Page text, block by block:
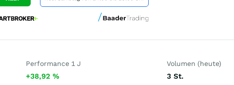
Performance 1 J
+38,92 %
Volumen (heute)
3 St.